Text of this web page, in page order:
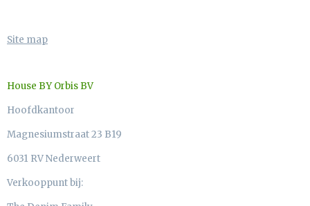
Site map
House BY Orbis BV
Hoofdkantoor
Magnesiumstraat 23 B19
6031 RV Nederweert
Verkooppunt bij: